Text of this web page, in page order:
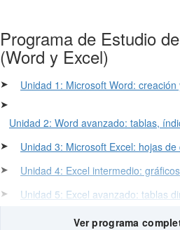
Programa de Estudio
(Word y Excel)
➤
Unidad 1: Microsoft Word:
➤
Unidad 2: Word avanzado: tablas,
➤
Unidad 3: Microsoft Excel: hojas
➤
Unidad 4: Excel intermedio:
➤
Unidad 5: Excel avanzado: tablas
Ver programa